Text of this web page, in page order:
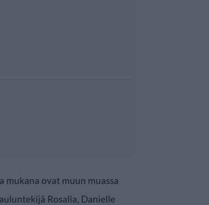
mukana ovat muun muassa
Rosalìa, Danielle